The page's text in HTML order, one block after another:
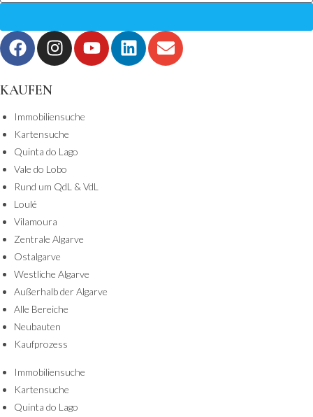
KAUFEN
Immobiliensuche
Kartensuche
Quinta do Lago
Vale do Lobo
Rund um QdL & VdL
Loulé
Vilamoura
Zentrale Algarve
Ostalgarve
Westliche Algarve
Außerhalb der Algarve
Alle Bereiche
Neubauten
Kaufprozess
Immobiliensuche
Kartensuche
Quinta do Lago